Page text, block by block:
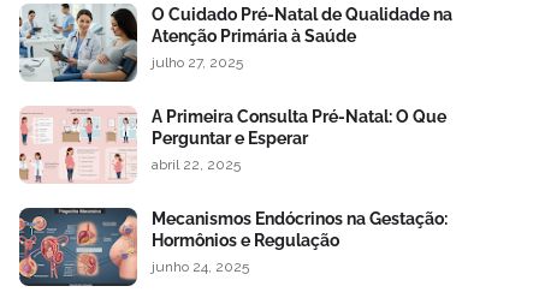
O Cuidado Pré-Natal de Qualidade na
Atenção Primária à Saúde
julho 27, 2025
A Primeira Consulta Pré-Natal: O Que
Perguntar e Esperar
abril 22, 2025
Mecanismos Endócrinos na Gestação:
Hormônios e Regulação
junho 24, 2025